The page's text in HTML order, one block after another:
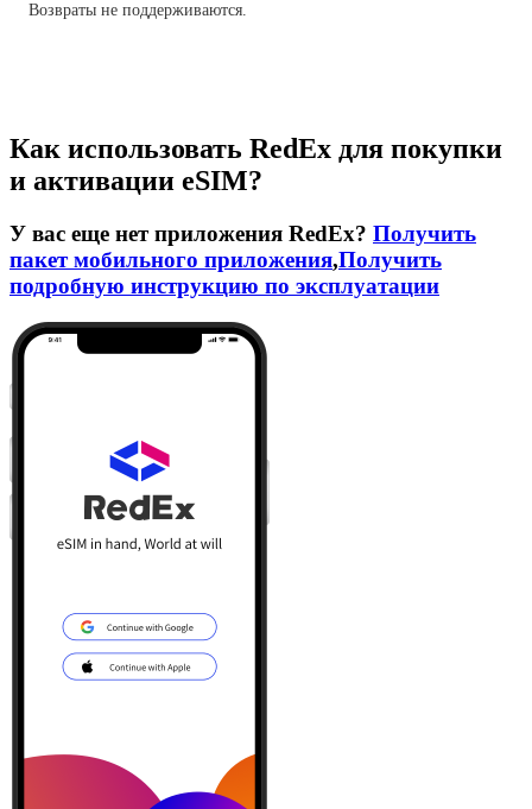
Возвраты не поддерживаются.
Как использовать RedEx для покупки
и активации eSIM?
У вас еще нет приложения RedEx? Получить
пакет мобильного приложения,Получить
подробную инструкцию по эксплуатации